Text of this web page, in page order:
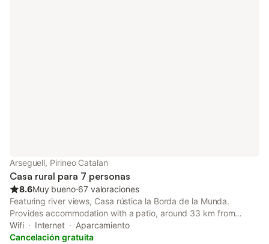
Arseguell, Pirineo Catalan
Casa rural para 7 personas
8.6Muy bueno⋅67 valoraciones
Featuring river views, Casa rústica la Borda de la Munda.
Provides accommodation with a patio, around 33 km from
Naturland. This property offers access to a balcony, free
private parking and free WiFi.
Wifi Internet
Aparcamiento
Cancelación gratuita